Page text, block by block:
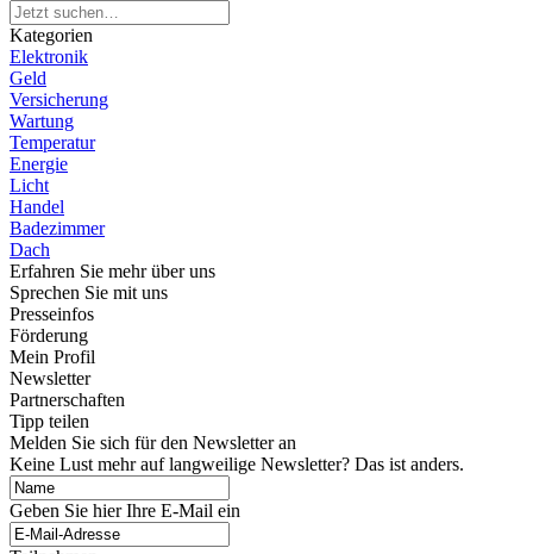
Kategorien
Elektronik
Geld
Versicherung
Wartung
Temperatur
Energie
Licht
Handel
Badezimmer
Dach
Erfahren Sie mehr über uns
Sprechen Sie mit uns
Presseinfos
Förderung
Mein Profil
Newsletter
Partnerschaften
Tipp teilen
Melden Sie sich für den Newsletter an
Keine Lust mehr auf langweilige Newsletter? Das ist anders.
Geben Sie hier Ihre E-Mail ein